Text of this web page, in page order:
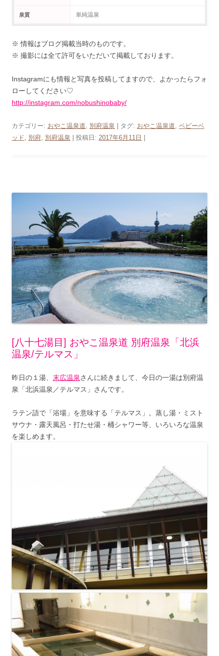
泉質 単純温泉
※ 情報はブログ掲載当時のものです。
※ 撮影には全て許可をいただいて掲載しております。
Instagramにも情報と写真を投稿してますので、よかったらフォ
ローしてください♡
http://instagram.com/nobushinobaby/
カテゴリー: おやこ温泉道 別府温泉 | タグ: おやこ温泉道 ベビーベ
ッド
別府 別府温泉 | 投稿日: 2017年6月11日 |
[八十七湯目] おやこ温泉道 別府温泉「北浜
温泉/テルマス」
昨日の１湯、 末広温泉 さんに続きまして、今日の一湯は別府温
泉「北浜温泉／テルマス」さんです。
ラテン語で「浴場」を意味する「テルマス」。蒸し湯・ミスト
サウナ・露天風呂・打たせ湯・桶シャワー等、いろいろな温泉
を楽しめます。